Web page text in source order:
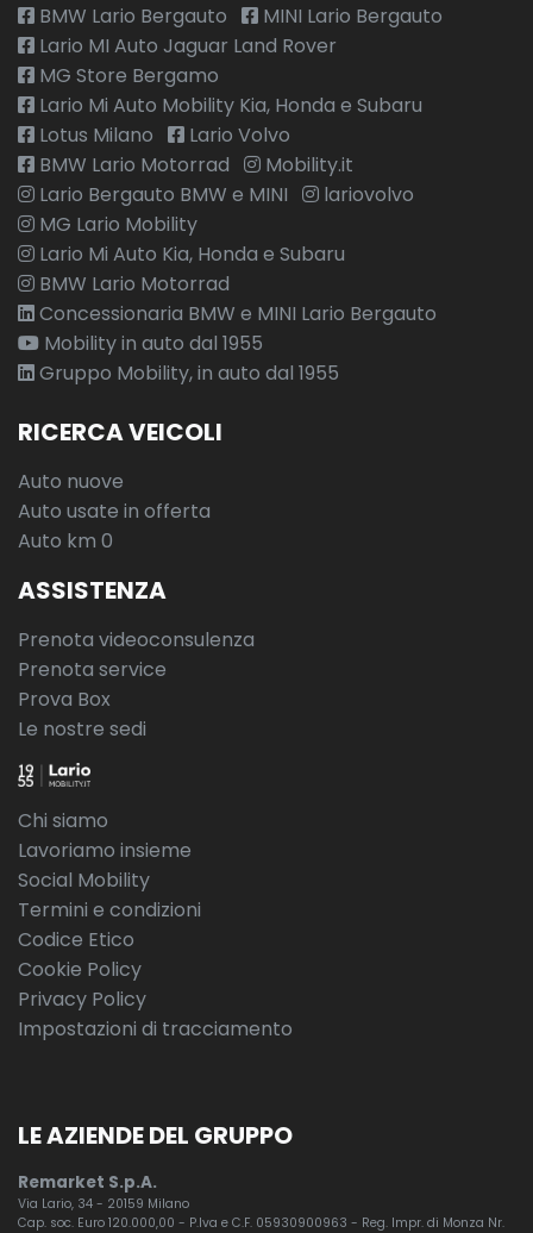
BMW Lario Bergauto
MINI Lario Bergauto
Lario MI Auto Jaguar Land Rover
MG Store Bergamo
Lario Mi Auto Mobility Kia, Honda e Subaru
Lotus Milano
Lario Volvo
BMW Lario Motorrad
Mobility.it
Lario Bergauto BMW e MINI
lariovolvo
MG Lario Mobility
Lario Mi Auto Kia, Honda e Subaru
BMW Lario Motorrad
Concessionaria BMW e MINI Lario Bergauto
Mobility in auto dal 1955
Gruppo Mobility, in auto dal 1955
RICERCA VEICOLI
Auto nuove
Auto usate in offerta
Auto km 0
ASSISTENZA
Prenota videoconsulenza
Prenota service
Prova Box
Le nostre sedi
Chi siamo
Lavoriamo insieme
Social Mobility
Termini e condizioni
Codice Etico
Cookie Policy
Privacy Policy
Impostazioni di tracciamento
LE AZIENDE DEL GRUPPO
Remarket S.p.A.
Via Lario, 34 - 20159 Milano
Cap. soc. Euro 120.000,00 - P.Iva e C.F. 05930900963 - Reg. Impr. di Monza Nr.